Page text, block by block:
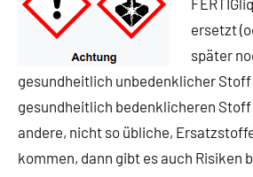
ersetzt
später
gesundheitlich unbedenklicher
gesundheitlich bedenklicheren
andere, nicht so übliche,
kommen, dann gibt es auch Risiken